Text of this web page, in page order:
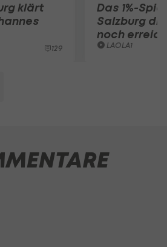
klärt
129
Das 1%-
Salzburg
noch
LAOLA1